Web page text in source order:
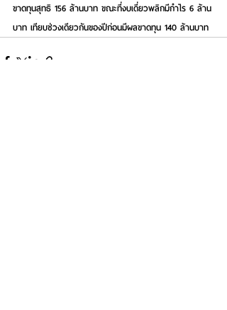
ขาดทุนสุทธิ 156 ล้านบาท ขณะที่งบเดี่ยวพลิกมีกำไร 6 ล้าน
บาท เทียบช่วงเดียวกันของปีก่อนมีผลขาดทุน 140 ล้านบาท